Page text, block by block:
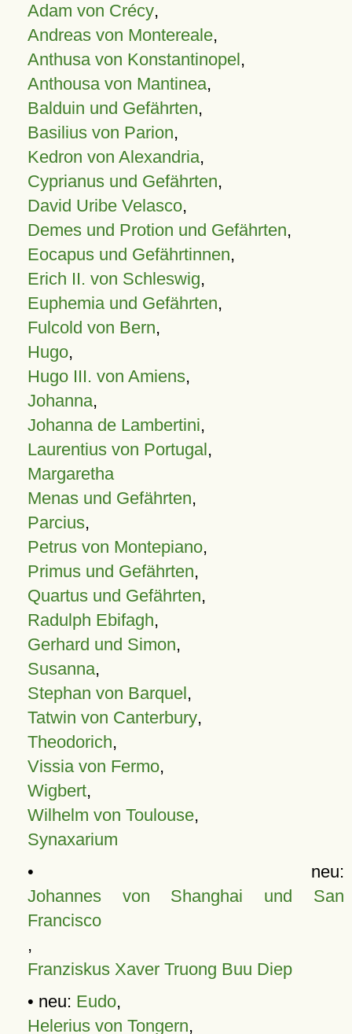
Adam von Crécy,
Andreas von Montereale,
Anthusa von Konstantinopel,
Anthousa von Mantinea,
Balduin und Gefährten,
Basilius von Parion,
Kedron von Alexandria,
Cyprianus und Gefährten,
David Uribe Velasco,
Demes und Protion und Gefährten,
Eocapus und Gefährtinnen,
Erich II. von Schleswig,
Euphemia und Gefährten,
Fulcold von Bern,
Hugo,
Hugo III. von Amiens,
Johanna,
Johanna de Lambertini,
Laurentius von Portugal,
Margaretha
Menas und Gefährten,
Parcius,
Petrus von Montepiano,
Primus und Gefährten,
Quartus und Gefährten,
Radulph Ebifagh,
Gerhard und Simon,
Susanna,
Stephan von Barquel,
Tatwin von Canterbury,
Theodorich,
Vissia von Fermo,
Wigbert,
Wilhelm von Toulouse,
Synaxarium
• neu:
Johannes von Shanghai und San
Francisco
,
Franziskus Xaver Truong Buu Diep
• neu: Eudo,
Helerius von Tongern,